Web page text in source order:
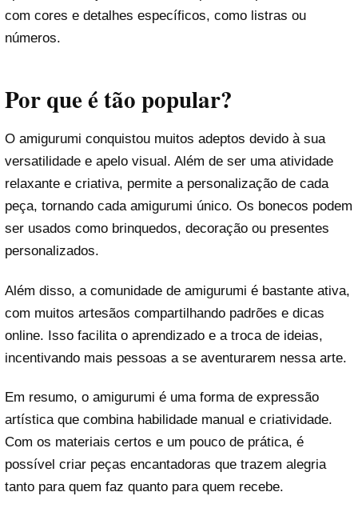
com cores e detalhes específicos, como listras ou
números.
Por que é tão popular?
O amigurumi conquistou muitos adeptos devido à sua
versatilidade e apelo visual. Além de ser uma atividade
relaxante e criativa, permite a personalização de cada
peça, tornando cada amigurumi único. Os bonecos podem
ser usados como brinquedos, decoração ou presentes
personalizados.
Além disso, a comunidade de amigurumi é bastante ativa,
com muitos artesãos compartilhando padrões e dicas
online. Isso facilita o aprendizado e a troca de ideias,
incentivando mais pessoas a se aventurarem nessa arte.
Em resumo, o amigurumi é uma forma de expressão
artística que combina habilidade manual e criatividade.
Com os materiais certos e um pouco de prática, é
possível criar peças encantadoras que trazem alegria
tanto para quem faz quanto para quem recebe.